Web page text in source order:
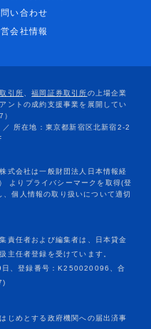
い合わせ
会社情報
責任者および編集者は、日本貸金
主任者登録を受けています。
、登録番号：K250020096、合
じめとする政府機関への届出済事